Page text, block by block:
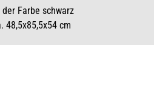
Farbe schwarz
48,5x85,5x54 cm